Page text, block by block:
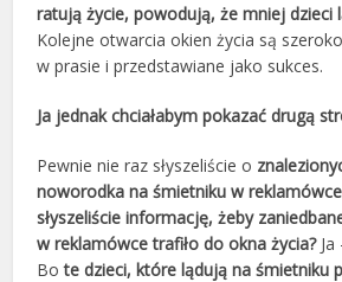
ratują życie, powodują, że mniej dzieci
Kolejne otwarcia okien życia są
w prasie i przedstawiane jako sukces.
Ja jednak chciałabym pokazać drugą
Pewnie nie raz słyszeliście o
noworodka na śmietniku w
słyszeliście informację, żeby
w reklamówce trafiło do okna życia?Ja
Bote dzieci, które lądują na śmietniku